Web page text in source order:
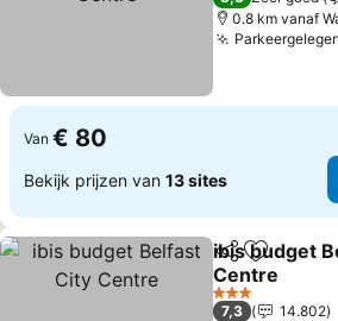
0.8 km vanaf
Van € 80
Bekijk prijzen van 13 sites
Delen
ibis budget
Centre
3 Sterren
7,3
14.802